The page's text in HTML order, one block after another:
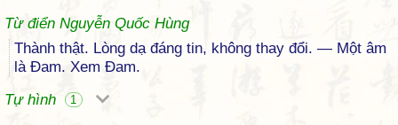
Từ điển Nguyễn Quốc Hùng
Thành thật. Lòng dạ đáng tin, không thay đổi. — Một âm
là Đam. Xem Đam.
Tự hình
1